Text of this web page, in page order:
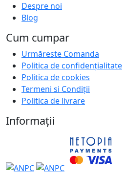
Despre noi
Blog
Cum cumpar
Urmăreste Comanda
Politica de confidențialitate
Politica de cookies
Termeni si Condiții
Politica de livrare
Informații